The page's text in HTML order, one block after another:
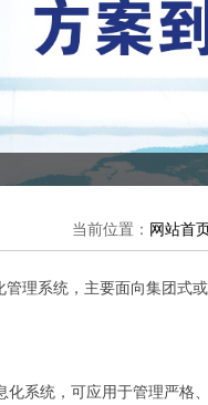
当前位置： 网站首
理系统，主要面向集团式
系统，可应用于管理严格